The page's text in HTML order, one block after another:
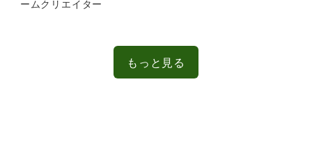
ームクリエイター
もっと見る